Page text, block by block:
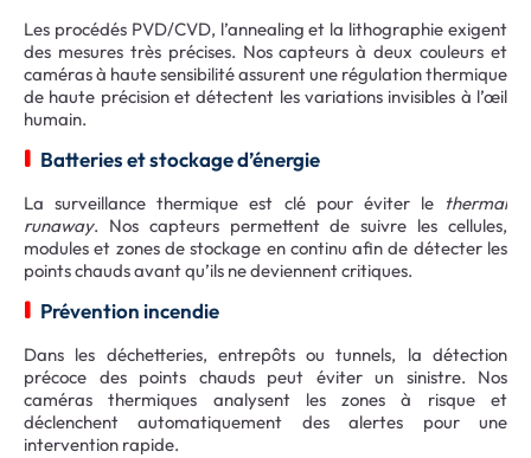
Les procédés PVD/CVD, l’annealing et la lithographie exigent
des mesures très précises. Nos capteurs à deux couleurs et
caméras à haute sensibilité assurent une régulation thermique
de haute précision et détectent les variations invisibles à l’œil
humain.
Batteries et stockage d’énergie
La surveillance thermique est clé pour éviter le thermal
runaway. Nos capteurs permettent de suivre les cellules,
modules et zones de stockage en continu afin de détecter les
points chauds avant qu’ils ne deviennent critiques.
Prévention incendie
Dans les déchetteries, entrepôts ou tunnels, la détection
précoce des points chauds peut éviter un sinistre. Nos
caméras thermiques analysent les zones à risque et
déclenchent automatiquement des alertes pour une
intervention rapide.